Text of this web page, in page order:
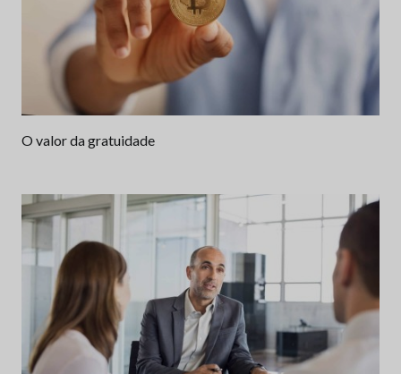
O valor da gratuidade